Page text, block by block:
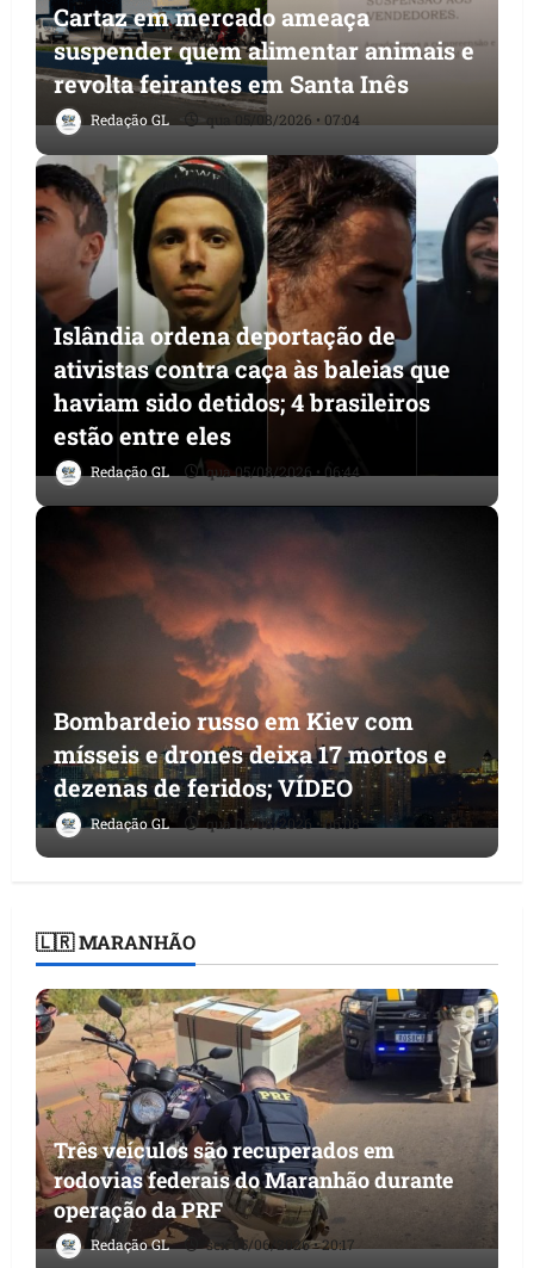
Cartaz em mercado ameaça
suspender quem alimentar animais e
revolta feirantes em Santa Inês
Redação GL qua 05/08/2026 • 07:04
Islândia ordena deportação de
ativistas contra caça às baleias que
haviam sido detidos; 4 brasileiros
estão entre eles
Redação GL qua 05/08/2026 • 06:44
Bombardeio russo em Kiev com
mísseis e drones deixa 17 mortos e
dezenas de feridos; VÍDEO
Redação GL qua 05/08/2026 • 06:08
🇱🇷 MARANHÃO
Três veículos são recuperados em
rodovias federais do Maranhão durante
operação da PRF
Redação GL sex 05/06/2026 • 20:17